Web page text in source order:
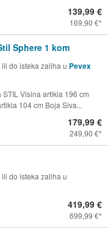
139,99 €
169,90 €
Sphere 1 kom
do isteka zaliha u Pevex
Visina artikla 196 cm
104 cm Boja Siva...
179,99 €
249,90 €
do isteka zaliha u
419,99 €
699,99 €